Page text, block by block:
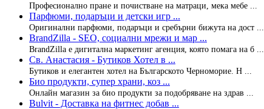
Професионално пране и почистване на матраци, мека мебе ...
Парфюми, подаръци и детски игр ...
Оригинални парфюми, подаръци и сребърни бижута на дост ...
BrandZilla - SEO, социални мрежи и мар ...
BrandZilla е дигитална маркетинг агенция, която помага на б ...
Св. Анастасия - Бутиков Хотел в ...
Бутиков и елегантен хотел на Българското Черноморие. Н ...
Био продукти, супер храни, коз ...
Онлайн магазин за био продукти за подобряване на здрав ...
Bulvit - Доставка на фитнес добав ...